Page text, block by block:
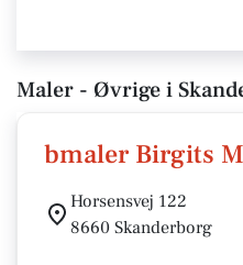
Maler - Øvrige i
bmaler Birgits
Horsensvej 122
8660 Skanderborg